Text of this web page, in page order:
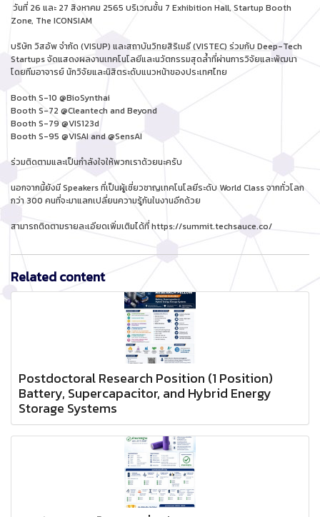
วันที่ 26 และ 27 สิงหาคม 2565 บริเวณชั้น 7 Exhibition Hall, Startup Booth
Zone, The ICONSIAM
บริษัท วิสอัพ จำกัด (VISUP) และสถาบันวิทยสิริเมธี (VISTEC) ร่วมกับ Deep-Tech
Startups จัดแสดงผลงานเทคโนโลยีและนวัตกรรมสุดล้ำที่ผ่านการวิจัยและพัฒนา
โดยทีมอาจารย์ นักวิจัยและนิสิตระดับแนวหน้าของประเทศไทย
Booth S-10 @BioSynthai
Booth S-72 @Cleantech and Beyond
Booth S-79 @VIS123d
Booth S-95 @VISAI and @SensAI
ร่วมติดตามและเป็นกำลังใจให้พวกเราด้วยนะครับ
นอกจากนี้ยังมี Speakers ที่เป็นผู้เชี่ยวชาญเทคโนโลยีระดับ World Class จากทั่วโลก
กว่า 300 คนที่จะมาแลกเปลี่ยนความรู้กันในงานอีกด้วย
สามารถติดตามรายละเอียดเพิ่มเติมได้ที่ https://summit.techsauce.co/
Related content
Postdoctoral Research Position (1 Position)
Battery, Supercapacitor, and Hybrid Energy
Storage Systems